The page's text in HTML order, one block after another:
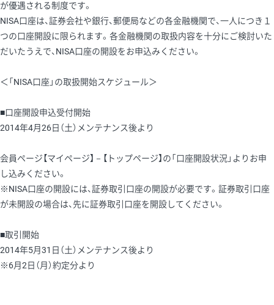
が優遇される制度です。
NISA口座は、証券会社や銀行、郵便局などの各金融機関で、一人につき１
つの口座開設に限られます。各金融機関の取扱内容を十分にご検討いた
だいたうえで、NISA口座の開設をお申込みください。
＜「NISA口座」の取扱開始スケジュール＞
■口座開設申込受付開始
2014年4月26日（土）メンテナンス後より
会員ページ【マイページ】－【トップページ】の「口座開設状況」よりお申
し込みください。
※NISA口座の開設には、証券取引口座の開設が必要です。証券取引口座
が未開設の場合は、先に証券取引口座を開設してください。
■取引開始
2014年5月31日（土）メンテナンス後より
※6月2日（月）約定分より